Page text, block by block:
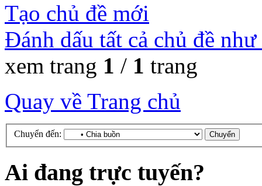
Tạo chủ đề mới
Đánh dấu tất cả chủ đề
xem trang 1 / 1 trang
Quay về Trang chủ
Chuyển đến:
Ai đang trực tuyến?